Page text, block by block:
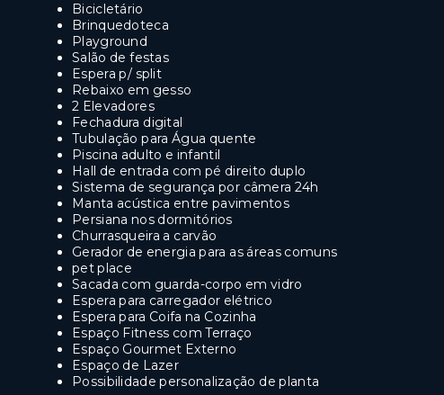
Bicicletário
Brinquedoteca
Playground
Salão de festas
Espera p/ split
Rebaixo em gesso
2 Elevadores
Fechadura digital
Tubulação para Água quente
Piscina adulto e infantil
Hall de entrada com pé direito duplo
Sistema de segurança por câmera 24h
Manta acústica entre pavimentos
Persiana nos dormitórios
Churrasqueira a carvão
Gerador de energia para as áreas comuns
pet place
Sacada com guarda-corpo em vidro
Espera para carregador elétrico
Espera para Coifa na Cozinha
Espaço Fitness com Terraço
Espaço Gourmet Externo
Espaço de Lazer
Possibilidade personalização de planta